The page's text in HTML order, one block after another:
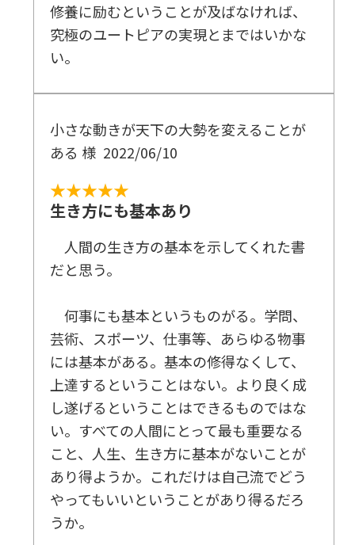
2 「正しき心の探究」と「幸福の原理」
人間の幸・不幸を分ける「心の法則」
ほんとうの意味での「正しさ」とは
3 愛の原理
「奪う愛」ではなく「与える愛」の実践を
愛の原理が広がれば世界は平和になる
4 知の原理
知識を実体験に生かし、智慧に変えていく
5 反省の原理
過去の罪を修正できる反省の力
悪霊が取れたときの爽快感を味わう
6 発展の原理
「この世とあの世を貫く幸福」を
この世が仏の国になれば、地獄は縮小する
7 「愛」と「悟り」と「ユートピア建設」
修養に励むということが及ばなければ、
究極のユートピアの実現とまではいかな
い。
小さな動きが天下の大勢を変えることが
ある 様 2022/06/10
★★★★★
生き方にも基本あり
人間の生き方の基本を示してくれた書
だと思う。
何事にも基本というものがる。学問、
芸術、スポーツ、仕事等、あらゆる物事
には基本がある。基本の修得なくして、
上達するということはない。より良く成
し遂げるということはできるものではな
い。すべての人間にとって最も重要なる
こと、人生、生き方に基本がないことが
あり得ようか。これだけは自己流でどう
やってもいいということがあり得るだろ
うか。